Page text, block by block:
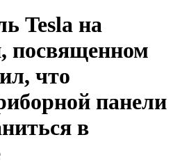
Tesla на
посвященном
что
панели
в